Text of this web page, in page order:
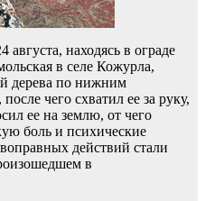
августа, находясь в ограде
в селе Кожурла,
дерева по нижним
чего схватил ее за руку,
ее на землю, от чего
боль и психические
действий стали
в